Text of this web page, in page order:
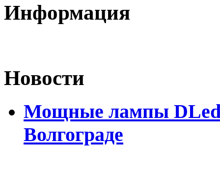
Информация
Новости
Мощные лампы DLed
Волгограде